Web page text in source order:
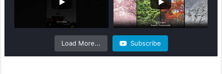
Load More... Subscribe